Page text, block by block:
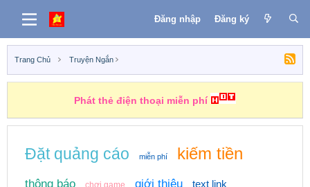
Đăng nhập Đăng ký
Trang Chủ Truyện Ngắn
Phát thẻ điện thoại miễn phí
Những nhiệm vụ kiếm tiền
Đặt quảng cáo miễn phí kiếm tiền
thông báo chơi game giới thiệu text link